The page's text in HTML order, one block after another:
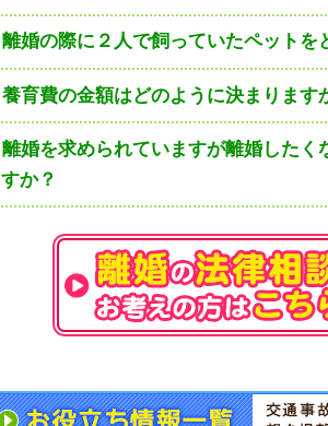
離婚の際に２人で飼っていたペットを
養育費の金額はどのように決まります
離婚を求められていますが離婚したく
すか？